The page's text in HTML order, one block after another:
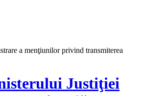
a menţiunilor privind transmiterea
Justiţiei